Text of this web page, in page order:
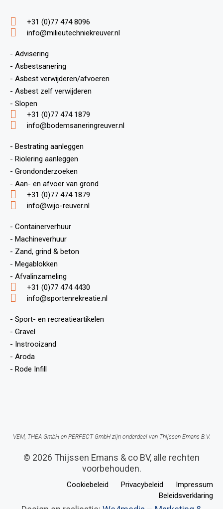
+31 (0)77 474 8096
info@milieutechniekreuver.nl
- Advisering
- Asbestsanering
- Asbest verwijderen/afvoeren
- Asbest zelf verwijderen
- Slopen
+31 (0)77 474 1879
info@bodemsaneringreuver.nl
- Bestrating aanleggen
- Riolering aanleggen
- Grondonderzoeken
- Aan- en afvoer van grond
+31 (0)77 474 1879
info@wijo-reuver.nl
- Containerverhuur
- Machineverhuur
- Zand, grind & beton
- Megablokken
- Afvalinzameling
+31 (0)77 474 4430
info@sportenrekreatie.nl
- Sport- en recreatieartikelen
- Gravel
- Instrooizand
- Aroda
- Rode Infill
VEM, THEA GmbH en PERFECT GmbH zijn onderdeel van Thijssen Emans B.V.
© 2026 Thijssen Emans & co BV, alle rechten
voorbehouden.
Cookiebeleid Privacybeleid
Impressum
Beleidsverklaring